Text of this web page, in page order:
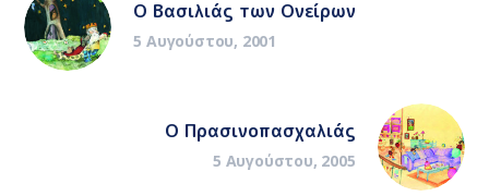
Ο Βασιλιάς των Ονείρων
5 Αυγούστου, 2001
Ο Πρασινοπασχαλιάς
5 Αυγούστου, 2005